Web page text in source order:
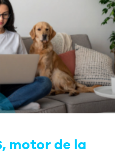
motor de la